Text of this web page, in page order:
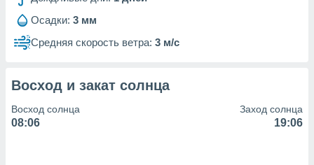
рекламы
сведения
Осадки: 3 мм
Средняя скорость ветра: 3 м/с
Восход и закат солнца
Восход солнца
08:06
Заход солнца
19:06